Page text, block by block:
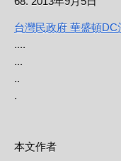
台灣民政府 華盛頓DC
....
...
..
.
本文作者